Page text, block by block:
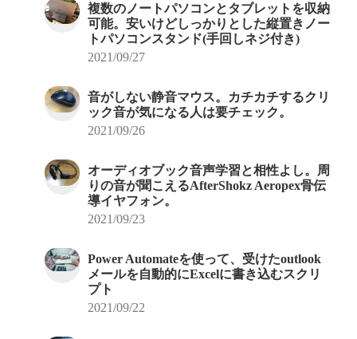
複数のノートパソコンとタブレットを収納
可能。安いけどしっかりとした縦置きノー
トパソコンスタンド(手回しネジ付き)
2021/09/27
音がしない静音マウス。カチカチするクリ
ック音が気になる人は要チェック。
2021/09/26
オーディオブック音声学習と相性よし。周
りの音が聞こえるAfterShokz Aeropex骨伝
導イヤフォン。
2021/09/23
Power Automateを使って、受けたoutlook
メールを自動的にExcelに書き込むスクリ
プト
2021/09/22